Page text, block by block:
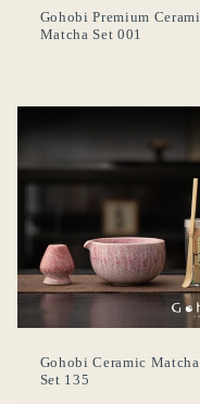
Gohobi Premium
Matcha Set 001
Gohobi Ceramic Matcha
Set 135
Connexion